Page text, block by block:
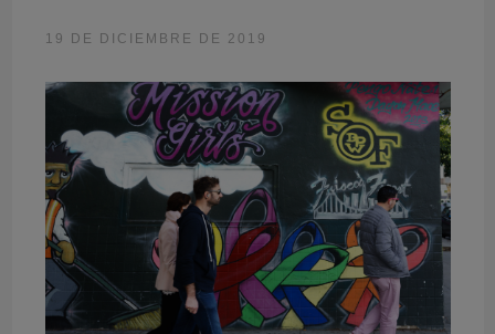
19 DE DICIEMBRE DE 2019